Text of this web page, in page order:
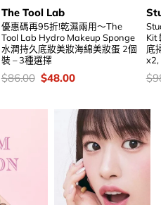
The Tool Lab
優惠碼再95折!乾濕兩用～The
Tool Lab Hydro Makeup Sponge
水潤持久底妝美妝海綿美妝蛋 2個
裝 – 3種選擇
價
錢：
$86.00 Original
price
$86.00.
$48.00Current
$48.00.
Kit
底
x2,
價
錢
$